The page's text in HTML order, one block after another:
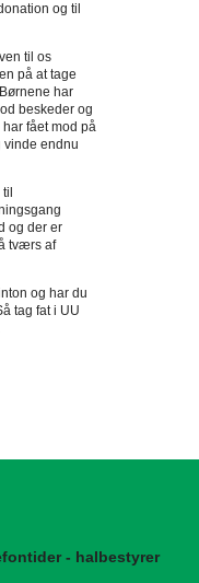
og til
til os
på at tage
har
beskeder og
fået mod på
vinde endnu
og der er
tværs af
tag fat i UU
- halbestyrer